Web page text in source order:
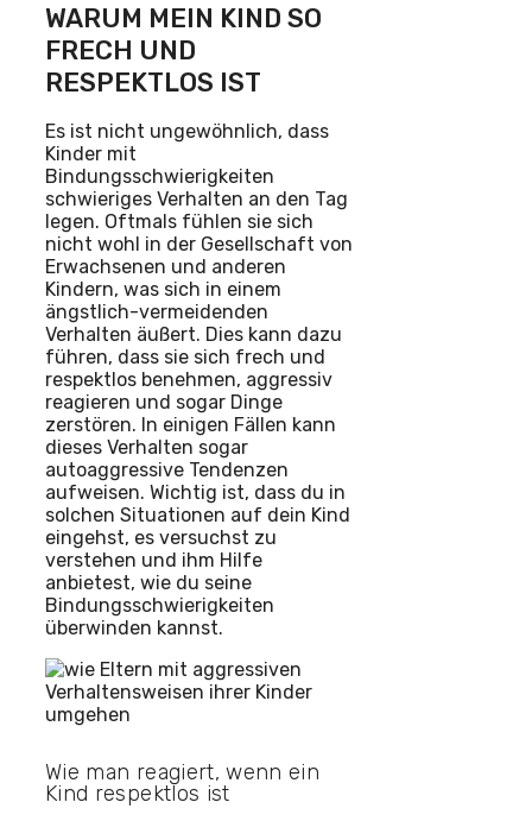
WARUM MEIN KIND SO
FRECH UND
RESPEKTLOS IST
Es ist nicht ungewöhnlich, dass
Kinder mit
Bindungsschwierigkeiten
schwieriges Verhalten an den Tag
legen. Oftmals fühlen sie sich
nicht wohl in der Gesellschaft von
Erwachsenen und anderen
Kindern, was sich in einem
ängstlich-vermeidenden
Verhalten äußert. Dies kann dazu
führen, dass sie sich frech und
respektlos benehmen, aggressiv
reagieren und sogar Dinge
zerstören. In einigen Fällen kann
dieses Verhalten sogar
autoaggressive Tendenzen
aufweisen. Wichtig ist, dass du in
solchen Situationen auf dein Kind
eingehst, es versuchst zu
verstehen und ihm Hilfe
anbietest, wie du seine
Bindungsschwierigkeiten
überwinden kannst.
Wie man reagiert, wenn ein
Kind respektlos ist